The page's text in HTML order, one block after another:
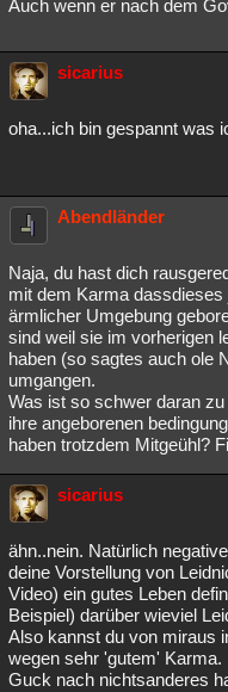
Auch wenn er nach dem
sicarius
oha...ich bin gespannt was
Abendländer
Naja, du hast dich
mit dem Karma
ärmlicher Umgebung
sind weil sie im vorherigen
haben (so sagtes auch ole
umgangen.
Was ist so schwer daran
ihre angeborenen
haben trotzdem Mitgeühl?
sicarius
ähn..nein. Natürlich
deine Vorstellung von
Video) ein gutes Leben
Beispiel) darüber wieviel
Also kannst du von miraus
wegen sehr 'gutem' Karma.
Guck nach nichtsanderes